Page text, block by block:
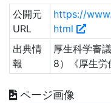
公開元
URL
https://
html
出典情
報
厚生科学審
8）《厚生労
ページ画像